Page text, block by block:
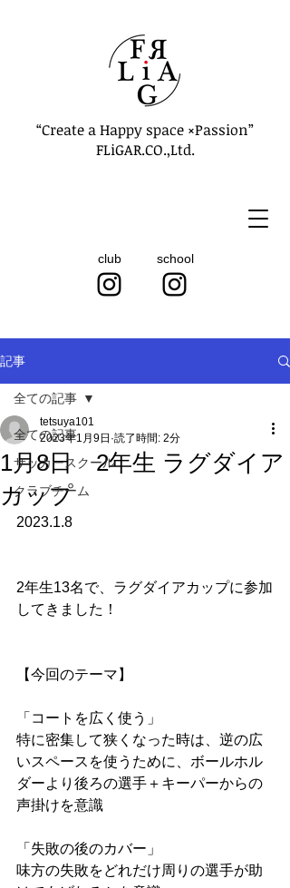
“Create a Happy space ×Passion”
FLiGAR.CO.,Ltd.
school
club
記事
全ての記事
サッカースクール
クラブチーム
全ての記事
1月8日 2年生 ラグダイア
カップ
tetsuya101
2023年1月9日 読了時間: 2分
2023.1.8
2年生13名で、ラグダイアカップに参加
してきました！
【今回のテーマ】
「コートを広く使う」
特に密集して狭くなった時は、逆の広
いスペースを使うために、ボールホル
ダーより後ろの選手＋キーパーからの
声掛けを意識
「失敗の後のカバー」
味方の失敗をどれだけ周りの選手が助